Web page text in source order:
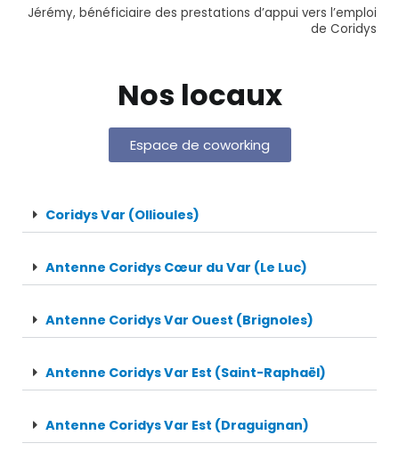
Jérémy, bénéficiaire des prestations d’appui vers l’emploi
de Coridys
Nos locaux
Espace de coworking
Coridys Var (Ollioules)
Antenne Coridys Cœur du Var (Le Luc)
Antenne Coridys Var Ouest (Brignoles)
Antenne Coridys Var Est (Saint-Raphaël)
Antenne Coridys Var Est (Draguignan)